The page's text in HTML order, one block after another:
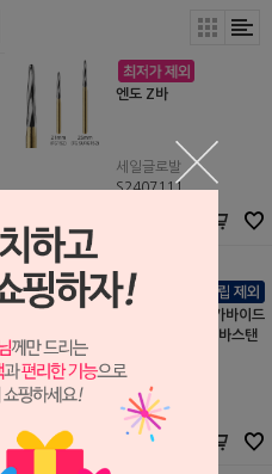
엔도 Z바
세일글로발
S2407111
[한정수량 특가] 카바이드
바 FG 329-331 (바스탠
세일글로발
S1312055
26,500원